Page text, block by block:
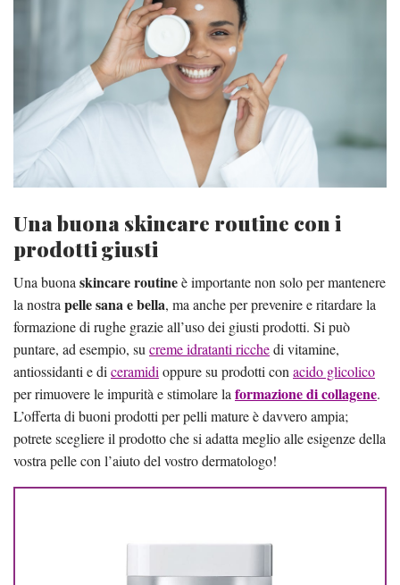
Una buona skincare routine con i
prodotti giusti
Una buona skincare routineè importante non solo per mantenere
la nostra pelle sana e bella, ma anche per prevenire e ritardare la
formazione di rughe grazie all’uso dei giusti prodotti. Si può
puntare, ad esempio, su creme idratanti ricchedi vitamine,
antiossidanti e di ceramidi oppure su prodotti con acido glicolico
per rimuovere le impurità e stimolare la formazione di collagene.
L’offerta di buoni prodotti per pelli mature è davvero ampia;
potrete scegliere il prodotto che si adatta meglio alle esigenze della
vostra pelle con l’aiuto del vostro dermatologo!